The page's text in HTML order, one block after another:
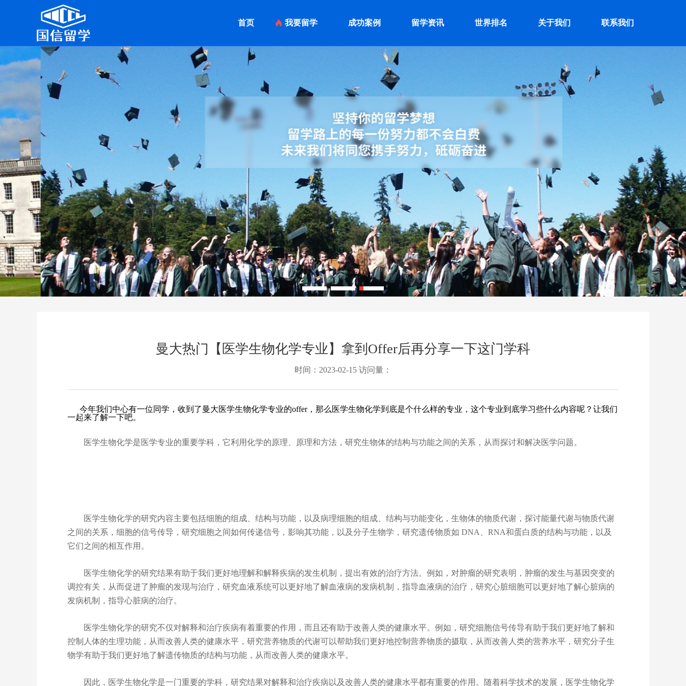
首页 我要留学 成功案例 留学资讯 世界排名 关于我们 联系我们
曼大热门【医学生物化学专业】拿到Offer后再分享一下这门学科
时间：2023-02-15 访问量：
今年我们中心有一位同学，收到了曼大医学生物化学专业的offer，那么医学生物化学到底是个什么样的专业，这个专业到底学习些什么内容呢？让我们
一起来了解一下吧。
医学生物化学是医学专业的重要学科，它利用化学的原理、原理和方法，研究生物体的结构与功能之间的关系，从而探讨和解决医学问题。
医学生物化学的研究内容主要包括细胞的组成、结构与功能，以及病理细胞的组成、结构与功能变化，生物体的物质代谢，探讨能量代谢与物质代谢
之间的关系，细胞的信号传导，研究细胞之间如何传递信号，影响其功能，以及分子生物学，研究遗传物质如 DNA、RNA和蛋白质的结构与功能，以及
它们之间的相互作用。
医学生物化学的研究结果有助于我们更好地理解和解释疾病的发生机制，提出有效的治疗方法。例如，对肿瘤的研究表明，肿瘤的发生与基因突变的
调控有关，从而促进了肿瘤的发现与治疗，研究血液系统可以更好地了解血液病的发病机制，指导血液病的治疗，研究心脏细胞可以更好地了解心脏病的
发病机制，指导心脏病的治疗。
医学生物化学的研究不仅对解释和治疗疾病有着重要的作用，而且还有助于改善人类的健康水平。例如，研究细胞信号传导有助于我们更好地了解和
控制人体的生理功能，从而改善人类的健康水平，研究营养物质的代谢可以帮助我们更好地控制营养物质的摄取，从而改善人类的营养水平，研究分子生
物学有助于我们更好地了解遗传物质的结构与功能，从而改善人类的健康水平。
因此，医学生物化学是一门重要的学科，研究结果对解释和治疗疾病以及改善人类的健康水平都有重要的作用。随着科学技术的发展，医学生物化学